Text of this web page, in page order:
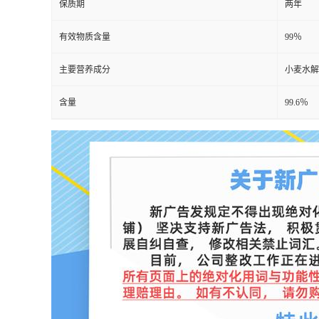
保质期 两年
有效物质含量 99％
主要营养成分 小麦水
含量 99.6％